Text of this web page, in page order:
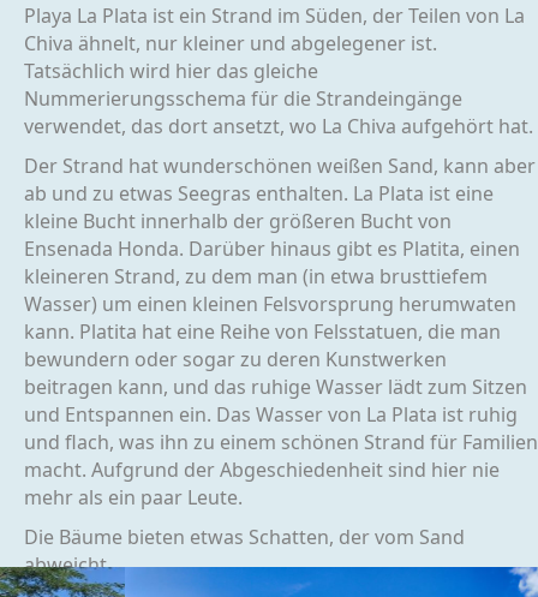
Playa La Plata ist ein Strand im Süden, der Teilen von La
Chiva ähnelt, nur kleiner und abgelegener ist.
Tatsächlich wird hier das gleiche
Nummerierungsschema für die Strandeingänge
verwendet, das dort ansetzt, wo La Chiva aufgehört hat.
Der Strand hat wunderschönen weißen Sand, kann aber
ab und zu etwas Seegras enthalten. La Plata ist eine
kleine Bucht innerhalb der größeren Bucht von
Ensenada Honda. Darüber hinaus gibt es Platita, einen
kleineren Strand, zu dem man (in etwa brusttiefem
Wasser) um einen kleinen Felsvorsprung herumwaten
kann. Platita hat eine Reihe von Felsstatuen, die man
bewundern oder sogar zu deren Kunstwerken
beitragen kann, und das ruhige Wasser lädt zum Sitzen
und Entspannen ein. Das Wasser von La Plata ist ruhig
und flach, was ihn zu einem schönen Strand für Familien
macht. Aufgrund der Abgeschiedenheit sind hier nie
mehr als ein paar Leute.
Die Bäume bieten etwas Schatten, der vom Sand
abweicht.